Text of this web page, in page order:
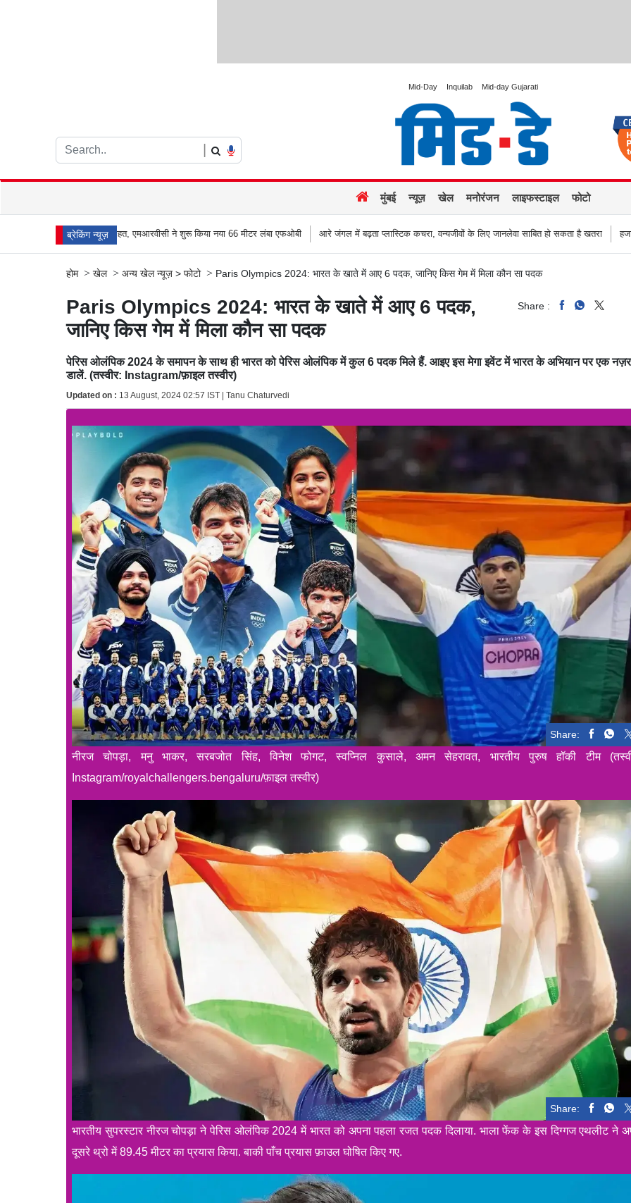
Mid-Day Inquilab Mid-day Gujarati
मुंबई न्यूज़ खेल मनोरंजन लाइफस्टाइल फोटो
ब्रेकिंग न्यूज़
एमआरवीसी ने शुरू किया नया 66 मीटर लंबा एफओबी आरे जंगल में बढ़ता प्लास्टिक कचरा, वन्यजीवों के लिए जानलेवा साबित हो सकता है खतरा हजारों की संख्या में सड़कों पर उतरे
होम > खेल > अन्य खेल न्यूज़ > फोटो > Paris Olympics 2024: भारत के खाते में आए 6 पदक, जानिए किस गेम में मिला कौन सा पदक
Paris Olympics 2024: भारत के खाते में आए 6 पदक,
जानिए किस गेम में मिला कौन सा पदक
Share :
पेरिस ओलंपिक 2024 के समापन के साथ ही भारत को पेरिस ओलंपिक में कुल 6 पदक मिले हैं. आइए इस मेगा इवेंट में भारत के अभियान पर एक नज़र
डालें. (तस्वीर: Instagram/फ़ाइल तस्वीर)
Updated on : 13 August, 2024 02:57 IST | Tanu Chaturvedi
Share:
नीरज चोपड़ा, मनु भाकर, सरबजोत सिंह, विनेश फोगट, स्वप्निल कुसाले, अमन सेहरावत, भारतीय पुरुष हॉकी टीम
Instagram/royalchallengers.bengaluru/फ़ाइल तस्वीर)
Share:
भारतीय सुपरस्टार नीरज चोपड़ा ने पेरिस ओलंपिक 2024 में भारत को अपना पहला रजत पदक दिलाया. भाला फेंक के इस दिग्गज एथलीट ने
दूसरे थ्रो में 89.45 मीटर का प्रयास किया. बाकी पाँच प्रयास फ़ाउल घोषित किए गए.